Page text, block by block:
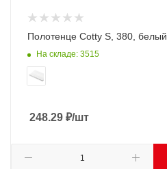
Полотенце Cotty S, 380, белый
На складе: 3515
248.29 ₽/шт